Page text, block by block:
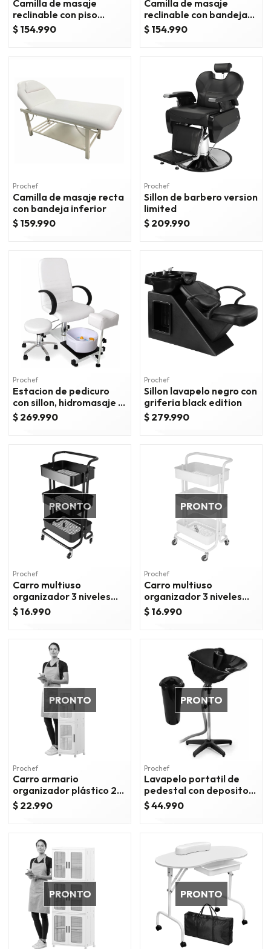
Camilla de masaje
reclinable con piso
giratorio
$ 154.990
Camilla de masaje
reclinable con bandejas
inferiores
$ 154.990
Prochef
Camilla de masaje recta
con bandeja inferior
$ 159.990
Prochef
Sillon de barbero version
limited
$ 209.990
Prochef
Estacion de pedicuro
con sillon, hidromasaje y
piso
$ 269.990
Prochef
Sillon lavapelo negro con
griferia black edition
$ 279.990
PRONTO
Prochef
Carro multiuso
organizador 3 niveles
100% acero negro
$ 16.990
PRONTO
Prochef
Carro multiuso
organizador 3 niveles
100% acero blanco
$ 16.990
PRONTO
Prochef
Carro armario
organizador plástico 2
niveles 25x29x86 cm.
$ 22.990
PRONTO
Prochef
Lavapelo portatil de
pedestal con deposito
de agua
$ 44.990
PRONTO PRONTO